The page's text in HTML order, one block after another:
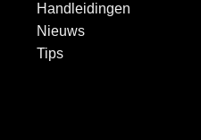
Handleidingen
Nieuws
Tips